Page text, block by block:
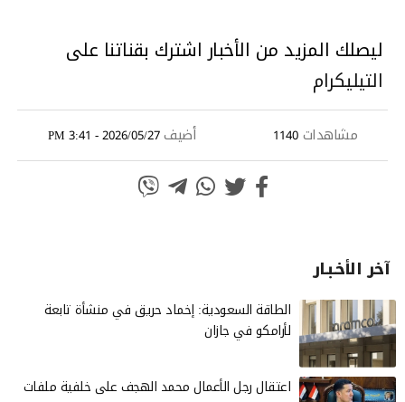
ليصلك المزيد من الأخبار اشترك بقناتنا على
التيليكرام
مشاهدات 1140 أضيف2026/05/27 - 3:41 PM
آخر الأخـبـار
الطاقة السعودية: إخماد حريق في منشأة تابعة
لأرامكو في جازان
‏اعتقال رجل الأعمال محمد الهجف على خلفية ملفات